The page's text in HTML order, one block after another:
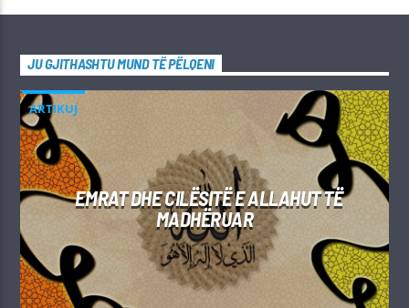
JU GJITHASHTU MUND TË PËLQENI
ARTIKUJ
EMRAT DHE CILËSITË E ALLAHUT TË
MADHËRUAR